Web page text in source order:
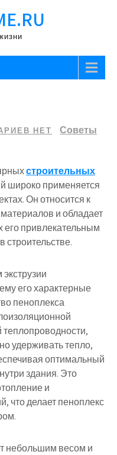
НЕТ
Советы
строительных
широко применяется
Он относится к
и обладает
привлекательным
строительстве.
его характерные
пеноплекса
теплопроводности,
удерживать тепло,
оптимальный
здания. Это
и
что делает пеноплекс
небольшим весом и